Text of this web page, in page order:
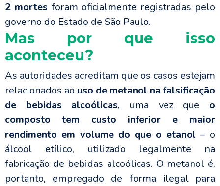
2 mortes foram oficialmente registradas pelo
governo do Estado de São Paulo.
Mas por que isso
aconteceu?
As autoridades acreditam que os casos estejam
relacionados ao uso de metanol na falsificação
de bebidas alcoólicas, uma vez que o
composto tem custo inferior e maior
rendimento em volume do que o etanol – o
álcool etílico, utilizado legalmente na
fabricação de bebidas alcoólicas. O metanol é,
portanto, empregado de forma ilegal para